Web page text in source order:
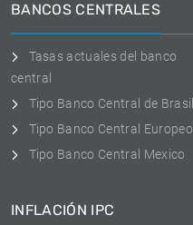
BANCOS CENTRALES
Tasas actuales del banco
central
Tipo Banco Central de Brasil
Tipo Banco Central Europeo
Tipo Banco Central Mexico
INFLACIÓN IPC